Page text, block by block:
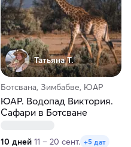
Татьяна Т.
Ботсвана, Зимбабве, ЮАР
ЮАР. Водопад Виктория.
Сафари в Ботсване
10 дней 11 – 20 сент. +5 дат